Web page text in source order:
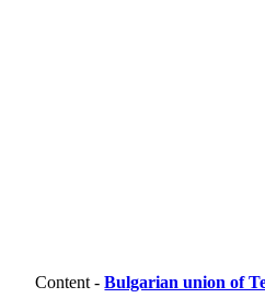
Content -Bulgarian union of